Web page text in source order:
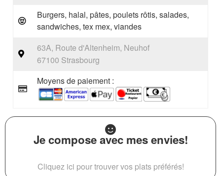
Burgers, halal, pâtes, poulets rôtis, salades,
sandwiches, tex mex, viandes
63A, Route d'Altenheim, Neuhof
67100 Strasbourg
Moyens de paiement :
Je compose avec mes envies!
Cliquez ici pour trouver vos plats préférés!